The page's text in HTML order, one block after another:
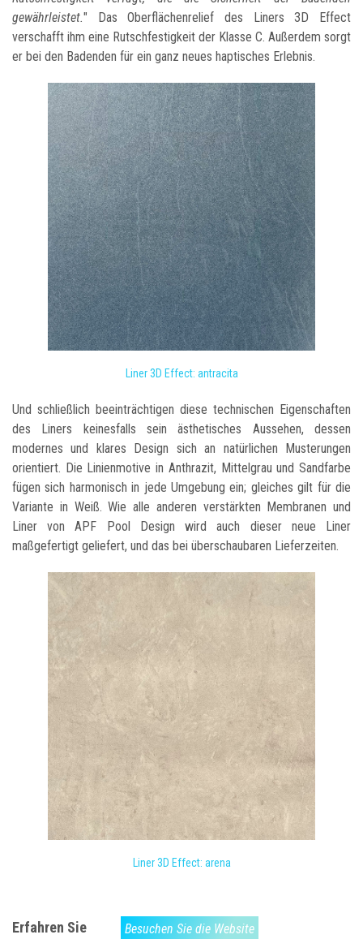
gewährleistet. " Das Oberflächenrelief des Liners 3D Effect
verschafft ihm eine Rutschfestigkeit der Klasse C. Außerdem sorgt
er bei den Badenden für ein ganz neues haptisches Erlebnis.
Liner 3D Effect: antracita
Und schließlich beeinträchtigen diese technischen Eigenschaften
des Liners keinesfalls sein ästhetisches Aussehen, dessen
modernes und klares Design sich an natürlichen Musterungen
orientiert. Die Linienmotive in Anthrazit, Mittelgrau und Sandfarbe
fügen sich harmonisch in jede Umgebung ein; gleiches gilt für die
Variante in Weiß. Wie alle anderen verstärkten Membranen und
Liner von APF Pool Design wird auch dieser neue Liner
maßgefertigt geliefert, und das bei überschaubaren Lieferzeiten.
Liner 3D Effect: arena
Erfahren Sie
Besuchen Sie die Website